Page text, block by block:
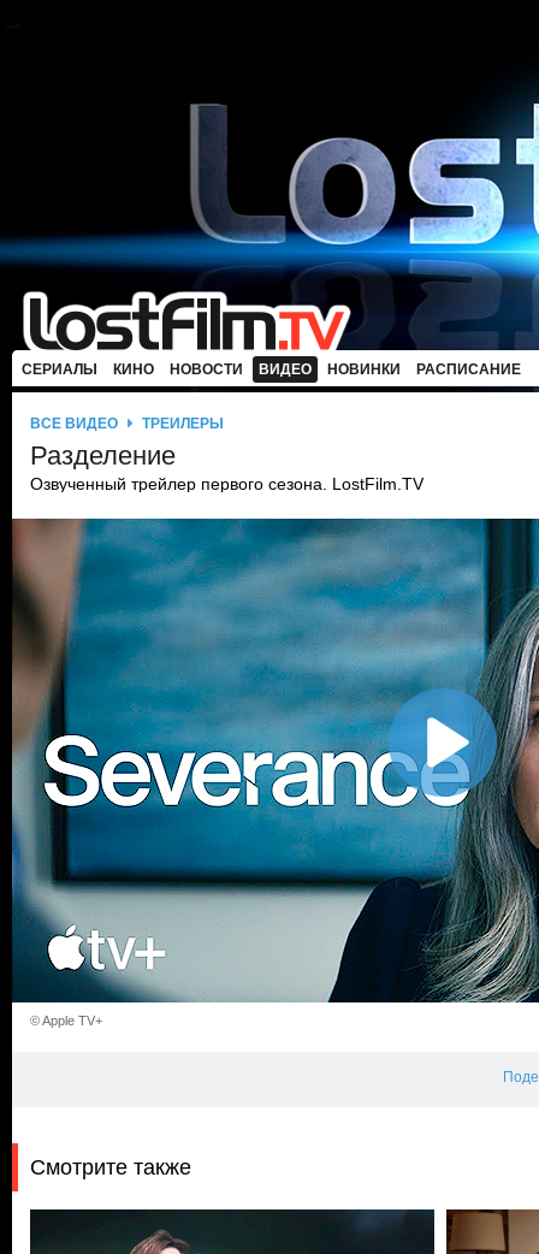
СЕРИАЛЫ КИНО НОВОСТИ ВИДЕО НОВИНКИ РАСПИСАНИЕ
ВСЕ ВИДЕО ТРЕЙЛЕРЫ
Разделение
Озвученный трейлер первого сезона. LostFilm.TV
© Apple TV+
Смотрите также